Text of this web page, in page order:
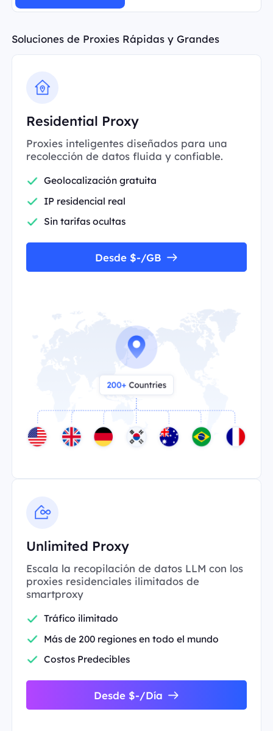
Soluciones de Proxies Rápidas y Grandes
Residential Proxy
Proxies inteligentes diseñados para una
recolección de datos fluida y confiable.
Geolocalización gratuita
IP residencial real
Sin tarifas ocultas
Desde $-/GB
Unlimited Proxy
Escala la recopilación de datos LLM con los
proxies residenciales ilimitados de
smartproxy
Tráfico ilimitado
Más de 200 regiones en todo el mundo
Costos Predecibles
Desde $-/Día